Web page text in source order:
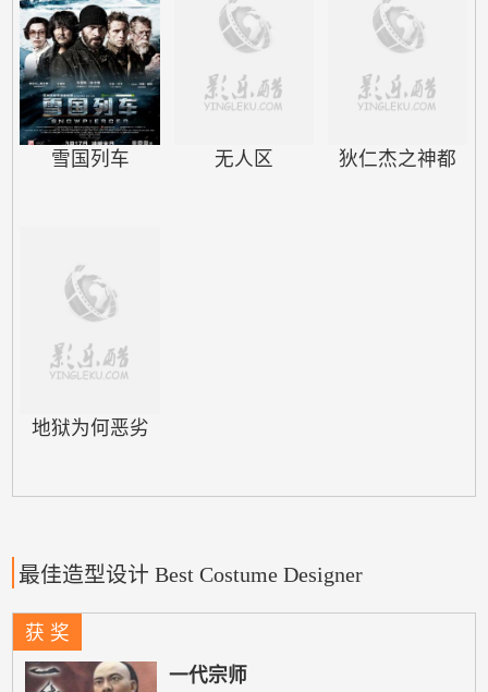
他们脱了险。没过多久，被清兵以
窝藏叛 党、图谋造反为名，将黄
师傅抓走 ... ，为救黄师傅，从徒
弟潜入了关帝厅总部，在此发现了
杀声四…
雪国列车 无人区 狄仁杰之神都
地狱为何恶劣
最佳造型设计 Best Costume Designer
获 奖
一代宗师